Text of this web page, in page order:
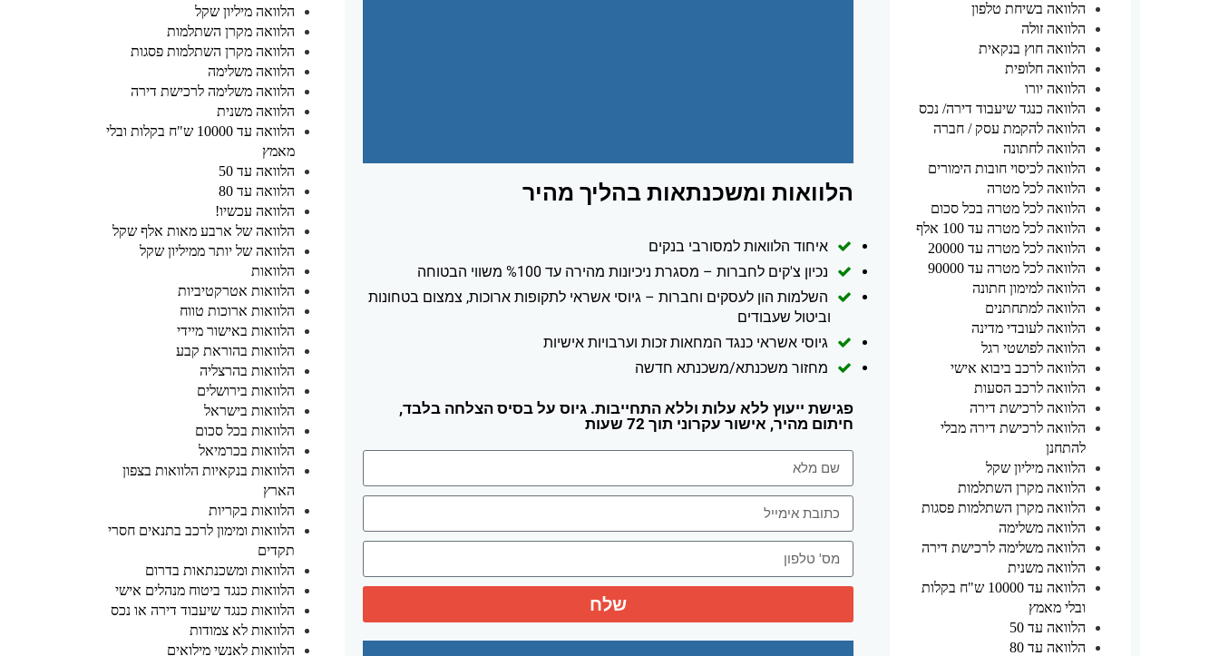
הלוואות ומשכנתאות בהליך מהיר
איחוד הלוואות למסורבי בנקים
נכיון צ'קים לחברות – מסגרת ניכיונות מהירה עד %100 משווי הבטוחה
השלמות הון לעסקים וחברות – גיוסי אשראי לתקופות ארוכות, צמצום בטחונות
וביטול שעבודים
גיוסי אשראי כנגד המחאות זכות וערבויות אישיות
מחזור משכנתא/משכנתא חדשה
פגישת ייעוץ ללא עלות וללא התחייבות. גיוס על בסיס הצלחה בלבד,
חיתום מהיר, אישור עקרוני תוך 72 שעות
שלח
הלוואה בשיחת טלפון
הלוואה זולה
הלוואה חוץ בנקאית
הלוואה חלופית
הלוואה יורו
הלוואה כנגד שיעבוד דירה/ נכס
הלוואה להקמת עסק / חברה
הלוואה לחתונה
הלוואה לכיסוי חובות הימורים
הלוואה לכל מטרה
הלוואה לכל מטרה בכל סכום
הלוואה לכל מטרה עד 100 אלף
הלוואה לכל מטרה עד 20000
הלוואה לכל מטרה עד 90000
הלוואה למימון חתונה
הלוואה למתחתנים
הלוואה לעובדי מדינה
הלוואה לפושטי רגל
הלוואה לרכב ביבוא אישי
הלוואה לרכב הסעות
הלוואה לרכישת דירה
הלוואה לרכישת דירה מבלי
להתחנן
הלוואה מיליון שקל
הלוואה מקרן השתלמות
הלוואה מקרן השתלמות פסגות
הלוואה משלימה
הלוואה משלימה לרכישת דירה
הלוואה משנית
הלוואה עד 10000 ש"ח בקלות
ובלי מאמץ
הלוואה עד 50
הלוואה עד 80
הלוואה מיליון שקל
הלוואה מקרן השתלמות
הלוואה מקרן השתלמות פסגות
הלוואה משלימה
הלוואה משלימה לרכישת דירה
הלוואה משנית
הלוואה עד 10000 ש"ח בקלות ובלי
מאמץ
הלוואה עד 50
הלוואה עד 80
הלוואה עכשיו!
הלוואה של ארבע מאות אלף שקל
הלוואה של יותר ממיליון שקל
הלוואות
הלוואות אטרקטיביות
הלוואות ארוכות טווח
הלוואות באישור מיידי
הלוואות בהוראת קבע
הלוואות בהרצליה
הלוואות בירושלים
הלוואות בישראל
הלוואות בכל סכום
הלוואות בכרמיאל
הלוואות בנקאיות הלוואות בצפון
הארץ
הלוואות בקריות
הלוואות ומימון לרכב בתנאים חסרי
תקדים
הלוואות ומשכנתאות בדרום
הלוואות כנגד ביטוח מנהלים אישי
הלוואות כנגד שיעבוד דירה או נכס
הלוואות לא צמודות
הלוואות לאנשי מילואים